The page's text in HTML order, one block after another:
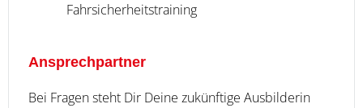
Fahrsicherheitstraining
Ansprechpartner
Bei Fragen steht Dir Deine zukünftige Ausbilderin